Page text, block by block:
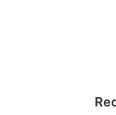
cervejas Bud e